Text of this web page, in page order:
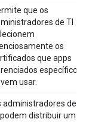
que os
de TI
os
que apps
específicos
usar.
administradores de
distribuir um